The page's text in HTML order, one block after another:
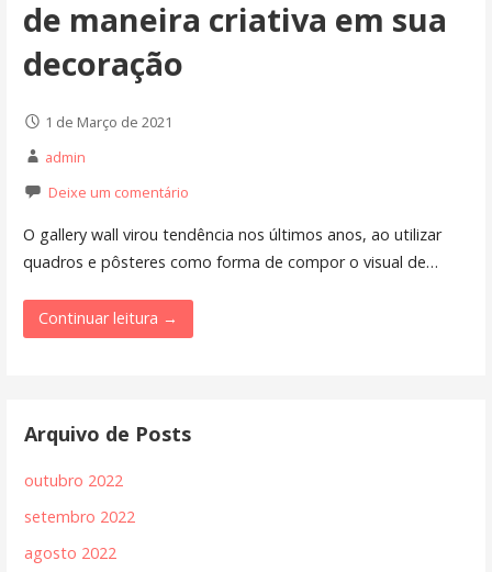
de maneira criativa em sua
decoração
1 de Março de 2021
admin
Deixe um comentário
O gallery wall virou tendência nos últimos anos, ao utilizar
quadros e pôsteres como forma de compor o visual de…
Continuar leitura →
Arquivo de Posts
outubro 2022
setembro 2022
agosto 2022